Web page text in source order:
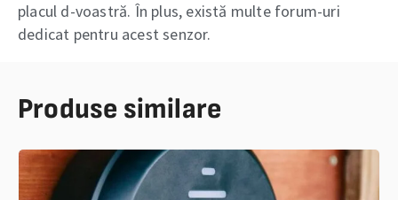
placul d-voastră. În plus, există multe forum-uri
dedicat pentru acest senzor.